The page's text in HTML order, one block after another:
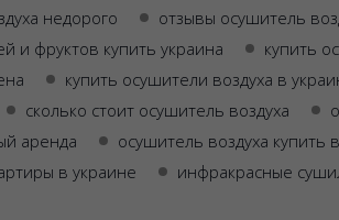
недорого отзывы осушитель
и фруктов купить украина
купить
купить осушители воздуха в
сколько стоит осушитель воздуха
аренда
осушитель воздуха купить
в украине
инфракрасные